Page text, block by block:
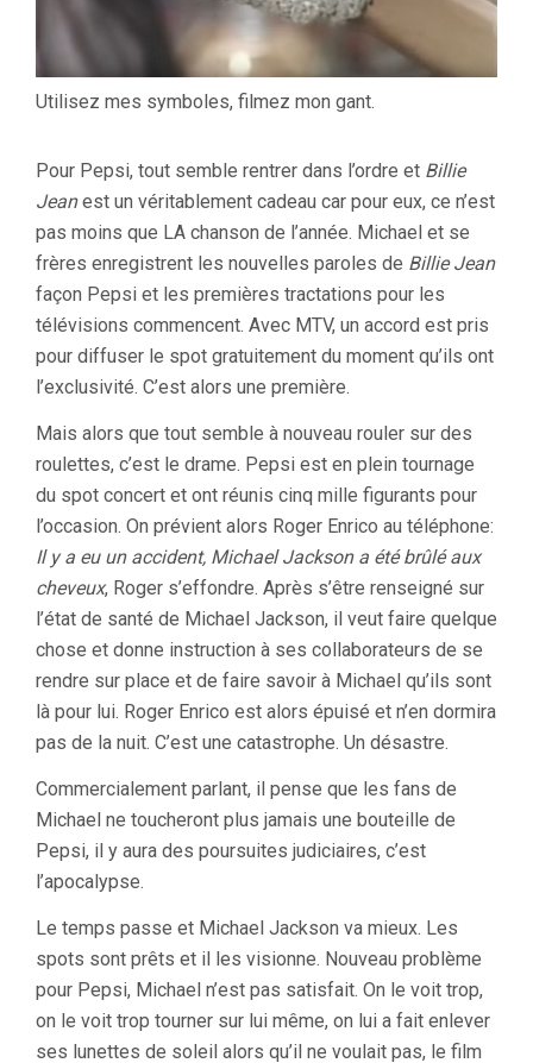
Utilisez mes symboles, filmez mon gant.
Pour Pepsi, tout semble rentrer dans l’ordre et Billie
Jeanest un véritablement cadeau car pour eux, ce n’est
pas moins que LA chanson de l’année. Michael et se
frères enregistrent les nouvelles paroles de Billie Jean
façon Pepsi et les premières tractations pour les
télévisions commencent. Avec MTV, un accord est pris
pour diffuser le spot gratuitement du moment qu’ils ont
l’exclusivité. C’est alors une première.
Mais alors que tout semble à nouveau rouler sur des
roulettes, c’est le drame. Pepsi est en plein tournage
du spot concert et ont réunis cinq mille figurants pour
l’occasion. On prévient alors Roger Enrico au téléphone:
Il y a eu un accident, Michael Jackson a été brûlé aux
cheveux, Roger s’effondre. Après s’être renseigné sur
l’état de santé de Michael Jackson, il veut faire quelque
chose et donne instruction à ses collaborateurs de se
rendre sur place et de faire savoir à Michael qu’ils sont
là pour lui. Roger Enrico est alors épuisé et n’en dormira
pas de la nuit. C’est une catastrophe. Un désastre.
Commercialement parlant, il pense que les fans de
Michael ne toucheront plus jamais une bouteille de
Pepsi, il y aura des poursuites judiciaires, c’est
l’apocalypse.
Le temps passe et Michael Jackson va mieux. Les
spots sont prêts et il les visionne. Nouveau problème
pour Pepsi, Michael n’est pas satisfait. On le voit trop,
on le voit trop tourner sur lui même, on lui a fait enlever
ses lunettes de soleil alors qu’il ne voulait pas, le film